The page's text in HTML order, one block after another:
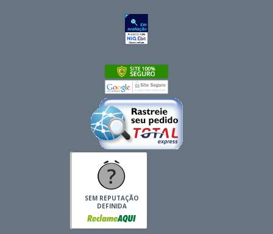
SEM REPUTAÇÃO
DEFINIDA